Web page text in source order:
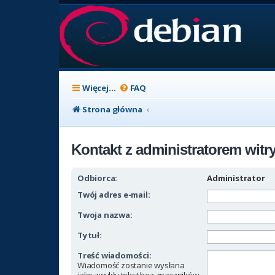
Więcej…
FAQ
Strona główna
Kontakt z administratorem
Odbiorca:
Administrator
Twój adres e-mail:
Twoja nazwa:
Tytuł:
Treść wiadomości:
Wiadomość zostanie wysłana